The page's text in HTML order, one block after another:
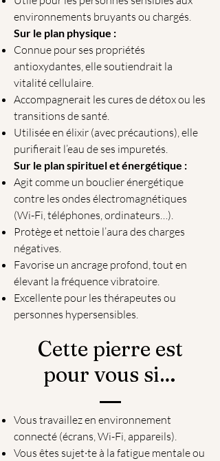
environnements bruyants ou chargés.
Sur le plan physique :
Connue pour ses propriétés
antioxydantes, elle soutiendrait la
vitalité cellulaire.
Accompagnerait les cures de détox ou les
transitions de santé.
Utilisée en élixir (avec précautions), elle
purifierait l’eau de ses impuretés.
Sur le plan spirituel et énergétique :
Agit comme un bouclier énergétique
contre les ondes électromagnétiques
(Wi-Fi, téléphones, ordinateurs…).
Protège et nettoie l’aura des charges
négatives.
Favorise un ancrage profond, tout en
élevant la fréquence vibratoire.
Excellente pour les thérapeutes ou
personnes hypersensibles.
Cette pierre est
pour vous si…
Vous travaillez en environnement
connecté (écrans, Wi-Fi, appareils).
Vous êtes sujet·te à la fatigue mentale ou